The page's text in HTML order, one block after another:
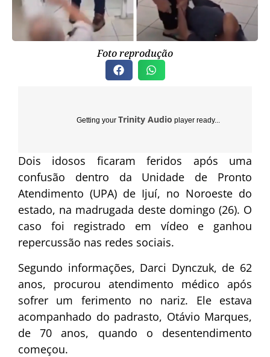
Foto reprodução
Getting your Trinity Audio player ready...
Dois idosos ficaram feridos após uma
confusão dentro da Unidade de Pronto
Atendimento (UPA) de Ijuí, no Noroeste do
estado, na madrugada deste domingo (26). O
caso foi registrado em vídeo e ganhou
repercussão nas redes sociais.
Segundo informações, Darci Dynczuk, de 62
anos, procurou atendimento médico após
sofrer um ferimento no nariz. Ele estava
acompanhado do padrasto, Otávio Marques,
de 70 anos, quando o desentendimento
começou.